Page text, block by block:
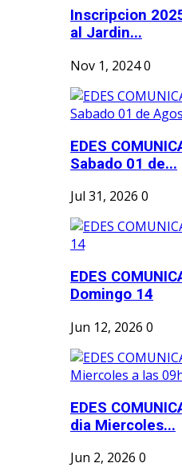
Inscripcion
al Jardin...
Nov 1, 20240
EDES
Sabado 01 de...
Jul 31, 2026 0
EDES
Domingo 14
Jun 12, 2026 0
EDES
dia Miercoles...
Jun 2, 2026 0